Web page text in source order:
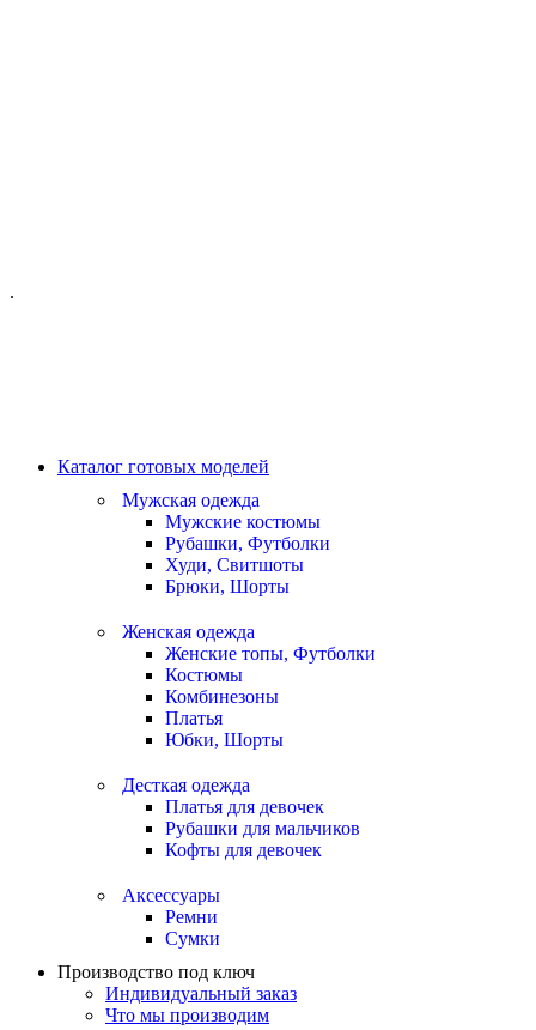
.
Каталог готовых моделей
Мужская одежда
Мужские костюмы
Рубашки, Футболки
Худи, Свитшоты
Брюки, Шорты
Женская одежда
Женские топы, Футболки
Костюмы
Комбинезоны
Платья
Юбки, Шорты
Десткая одежда
Платья для девочек
Рубашки для мальчиков
Кофты для девочек
Аксессуары
Ремни
Сумки
Производство под ключ
Индивидуальный заказ
Что мы производим